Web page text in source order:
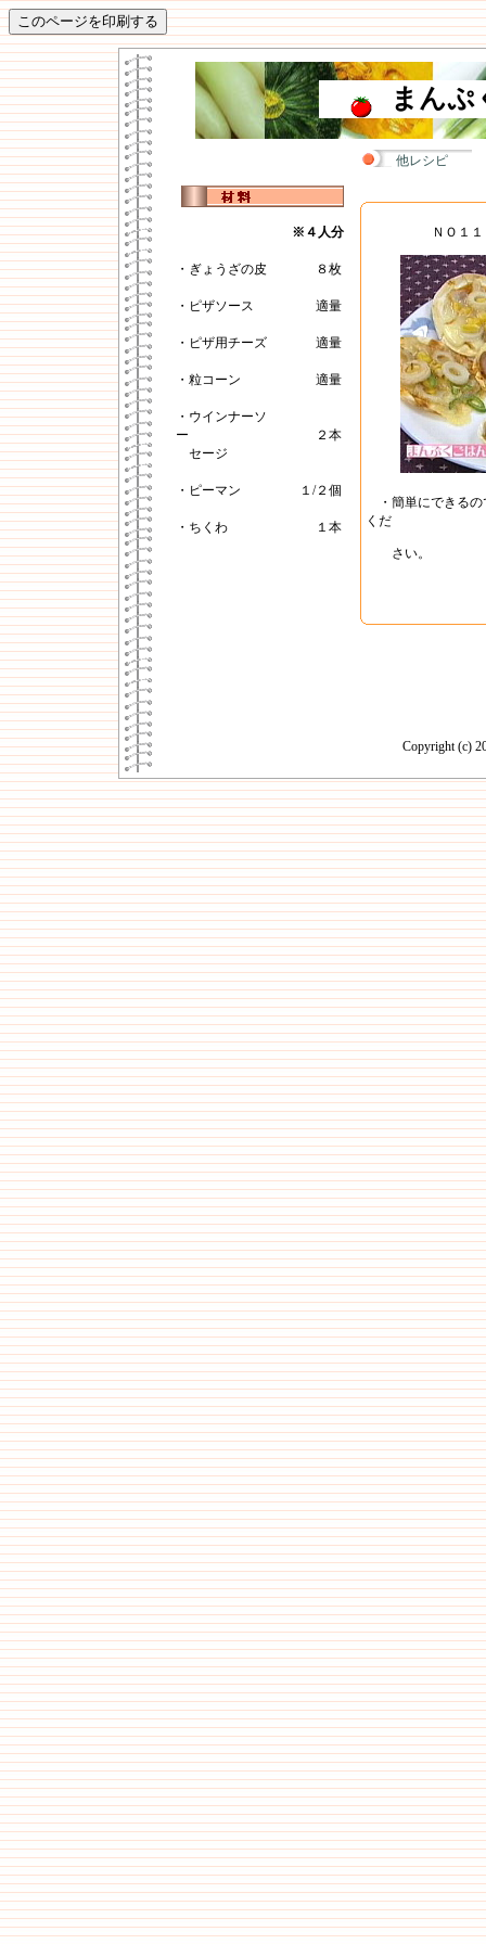
まん
他レシピ
※４人分
・ぎょうざの皮 ８枚
・ピザソース 適量
・ピザ用チーズ 適量
・粒コーン 適量
・ウインナーソ
ー
セージ
２本
・ピーマン １/２個
・ちくわ １本
ＮＯ１
・簡単にできるの
くだ
さい。
Copyright (c)